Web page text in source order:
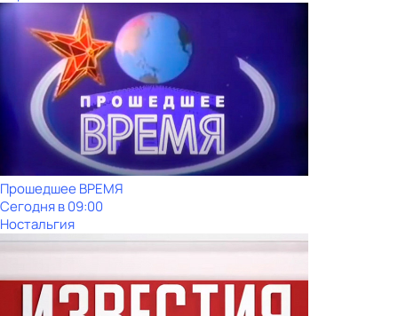
Прошедшее ВРЕМЯ
Сегодня в 09:00
Ностальгия